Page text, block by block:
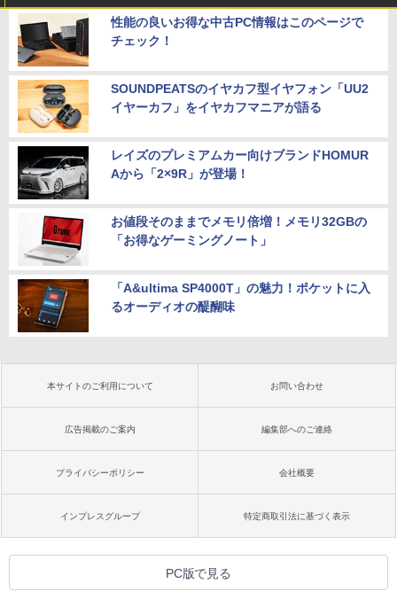
性能の良いお得な中古PC情報はこのページで
チェック！
SOUNDPEATSのイヤカフ型イヤフォン「UU2
イヤーカフ」をイヤカフマニアが語る
レイズのプレミアムカー向けブランドHOMUR
Aから「2×9R」が登場！
お値段そのままでメモリ倍増！メモリ32GBの
「お得なゲーミングノート」
「A&ultima SP4000T」の魅力！ポケットに入
るオーディオの醍醐味
本サイトのご利用について お問い合わせ
広告掲載のご案内 編集部へのご連絡
プライバシーポリシー 会社概要
インプレスグループ 特定商取引法に基づく表示
PC版で見る